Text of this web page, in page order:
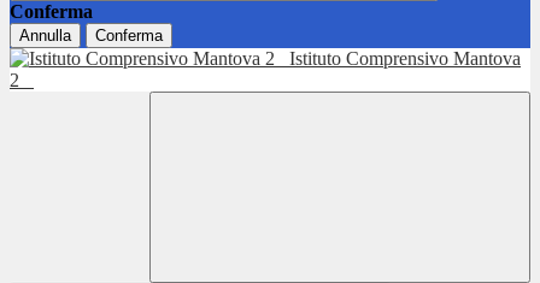
Conferma
Annulla Conferma
Istituto Comprensivo Mantova
2